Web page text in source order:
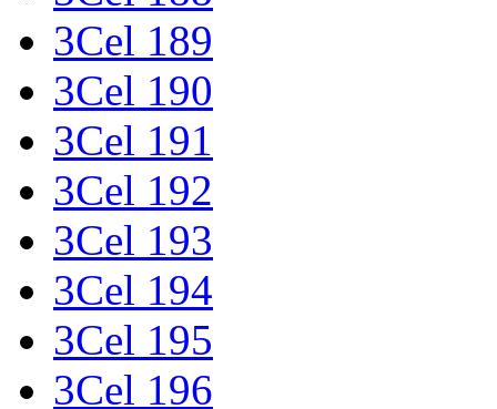
3Cel 189
3Cel 190
3Cel 191
3Cel 192
3Cel 193
3Cel 194
3Cel 195
3Cel 196